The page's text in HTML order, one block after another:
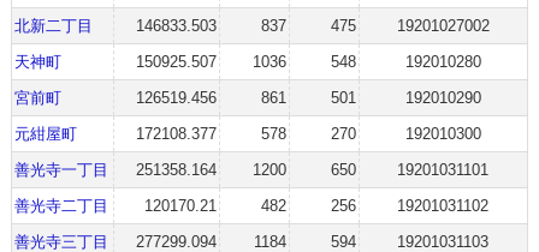
北新二丁目
146833.503 837 475
19201027002
天神町
150925.507 1036 548
192010280
宮前町
126519.456 861 501
192010290
元紺屋町
172108.377 578 270
192010300
善光寺一丁目
251358.164 1200 650
19201031101
善光寺二丁目
120170.21 482 256
19201031102
善光寺三丁目
277299.094 1184 594
19201031103